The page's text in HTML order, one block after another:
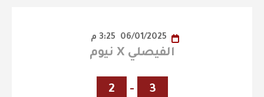
الفيصلي X نيوم
3
-
2